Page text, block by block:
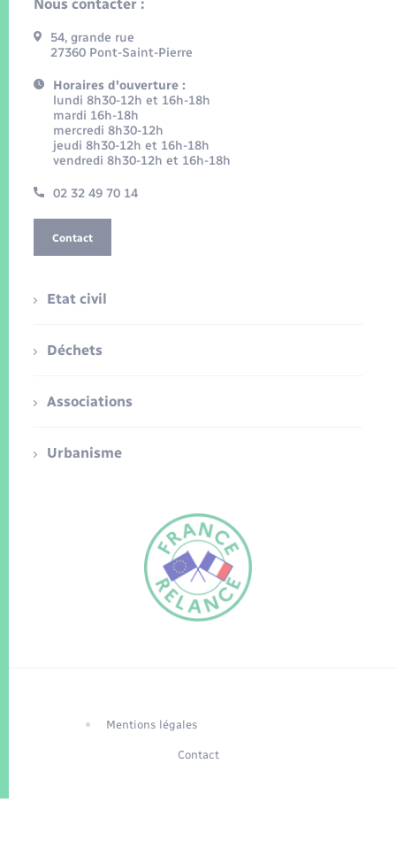
Nous contacter :
54, grande rue
27360 Pont-Saint-Pierre
Horaires d'ouverture :
lundi 8h30-12h et 16h-18h
mardi 16h-18h
mercredi 8h30-12h
jeudi 8h30-12h et 16h-18h
vendredi 8h30-12h et 16h-18h
02 32 49 70 14
Contact
Etat civil
Déchets
Associations
Urbanisme
Mentions légales
Contact